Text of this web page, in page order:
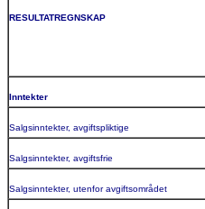
RESULTATREGNSKAP
Inntekter
Salgsinntekter, avgiftspliktige
Salgsinntekter, avgiftsfrie
Salgsinntekter, utenfor avgiftsområdet